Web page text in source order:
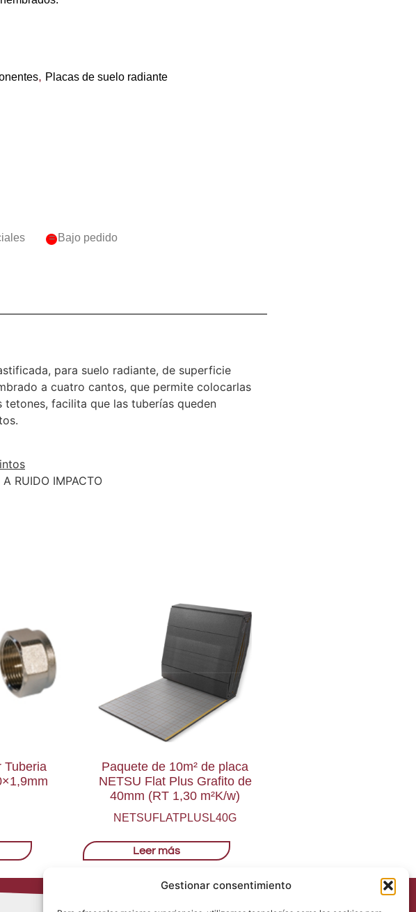
Gestionar consentimiento
, Placas de suelo radiante
= Bajo pedido
para suelo radiante, de superficie
a cuatro cantos, que permite colocarlas
facilita que las tuberías queden
RUIDO IMPACTO
Tuberia
Paquete de 10m² de placa
NETSU Flat Plus Grafito de
40mm (RT 1,30 m²K/w)
NETSUFLATPLUSL40G
Leer más